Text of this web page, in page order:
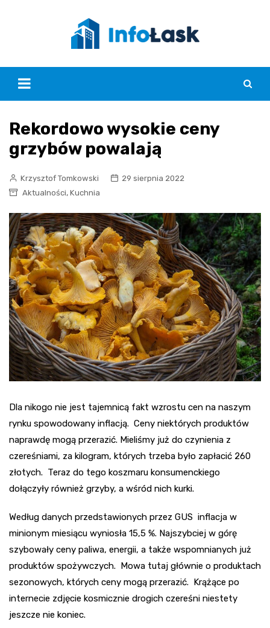
Rekordowo wysokie ceny
grzybów powalają
Krzysztof Tomkowski
29 sierpnia 2022
Aktualności, Kuchnia
Dla nikogo nie jest tajemnicą fakt wzrostu cen na naszym
rynku spowodowany inflacją. Ceny niektórych produktów
naprawdę mogą przerazić. Mieliśmy już do czynienia z
czereśniami, za kilogram, których trzeba było zapłacić 260
złotych. Teraz do tego koszmaru konsumenckiego
dołączyły również grzyby, a wśród nich kurki.
Według danych przedstawionych przez GUS inflacja w
minionym miesiącu wyniosła 15,5 %. Najszybciej w górę
szybowały ceny paliwa, energii, a także wspomnianych już
produktów spożywczych. Mowa tutaj głównie o produktach
sezonowych, których ceny mogą przerazić. Krążące po
internecie zdjęcie kosmicznie drogich czereśni niestety
jeszcze nie koniec.